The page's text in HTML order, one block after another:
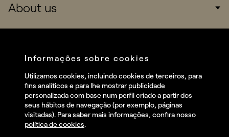
Consumers
Startups
About us
Services
Talent
Contact
Linkedin
Instagram
Facebook
Informações sobre cookies
Utilizamos cookies, incluindo cookies de terceiros, para
fins analíticos e para lhe mostrar publicidade
personalizada com base num perfil criado a partir dos
seus hábitos de navegação (por exemplo, páginas
visitadas). Para saber mais informações, confira nosso
política de cookies.